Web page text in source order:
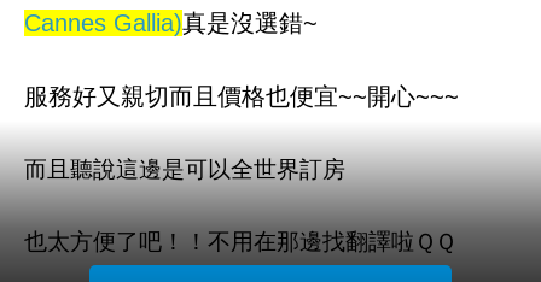
Cannes Gallia)真是沒選錯~
服務好又親切而且價格也便宜~~開心~~~
而且聽說這邊是可以全世界訂房
也太方便了吧！！不用在那邊找翻譯啦ＱＱ